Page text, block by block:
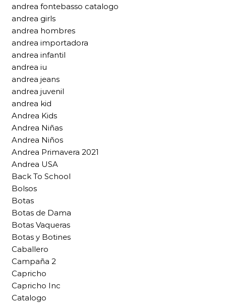
andrea fontebasso catalogo
andrea girls
andrea hombres
andrea importadora
andrea infantil
andrea iu
andrea jeans
andrea juvenil
andrea kid
Andrea Kids
Andrea Niñas
Andrea Niños
Andrea Primavera 2021
Andrea USA
Back To School
Bolsos
Botas
Botas de Dama
Botas Vaqueras
Botas y Botines
Caballero
Campaña 2
Capricho
Capricho Inc
Catalogo